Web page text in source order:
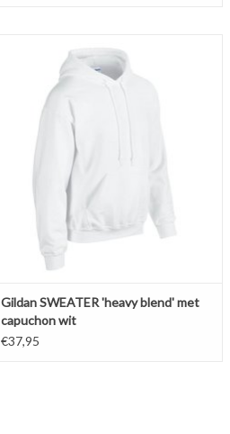
het merk Gildan. Verkrijgbaar in de maten S
t/m 5XL in zes klassieke kleuren.
Gemaakt van 50% katoen en 50% polyester
270 gr/m2. Regular fit.
Voorgekrompen met kangaroezak voor.
Dubbel doorgestikt op armsgaten,
TOEVOEGEN AAN WINKELWAGEN
Gildan SWEATER 'heavy blend' met
capuchon wit
€37,95